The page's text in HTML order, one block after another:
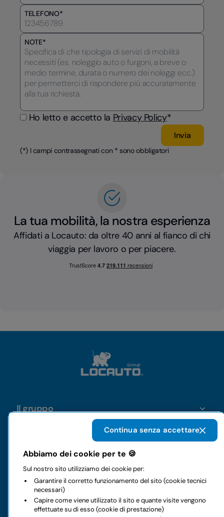
TELEFONO*
NOTE*
Ho letto e accetto la Privacy Policy*
(*) I campi contrassegnati con * sono obbligatori
La tua mobilità, la nostra esperienza
Affidati a Locauto: da oltre 40 anni al fianco di chi
viaggia per lavoro o per piacere.
Il gruppo
Business
Contatti
Abbiamo dei cookie per te 🍪
Sul nostro sito utilizziamo dei cookie per:
Garantire il corretto funzionamento del sito (cookie tecnici
necessari)
Capire come viene utilizzato il sito e quante visite vengono
effettuate su di esso (cookie di prestazione)
Continua senza accettare